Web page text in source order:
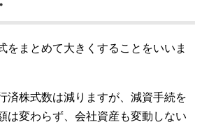
をまとめて大きくすることをいいま
済株式数は減りますが、減資手続を
は変わらず、会社資産も変動しない